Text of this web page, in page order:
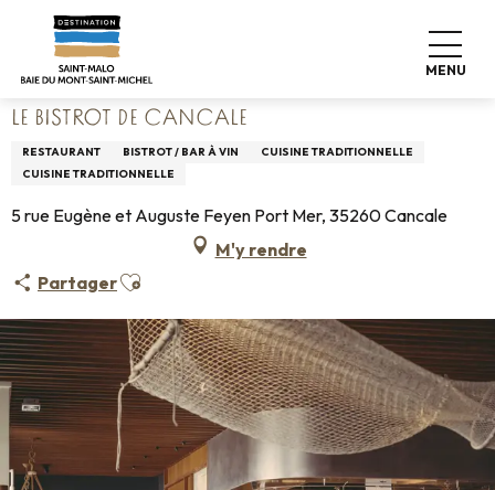
contenu
MENU
Accueil Vivre comme chez nous
Restaurants
LE BISTROT DE CANCALE
RESTAURANT BISTROT / BAR À VIN
CUISINE TRADITIONNELLE
CUISINE TRADITIONNELLE
5 rue Eugène et Auguste Feyen Port Mer, 35260 Cancale
M'y rendre
PartagerAjouter aux favoris